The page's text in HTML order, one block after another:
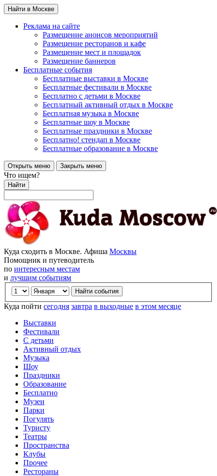
Найти в Москве
Реклама на сайте
Размещение анонсов мероприятий
Размещение ресторанов и кафе
Размещение мест и площадок
Размещение баннеров
Бесплатные события
Бесплатные выставки в Москве
Бесплатные фестивали в Москве
Бесплатно с детьми в Москве
Бесплатный активный отдых в Москве
Бесплатная музыка в Москве
Бесплатные шоу в Москве
Бесплатные праздники в Москве
Бесплатно! стендап в Москве
Бесплатные образование в Москве
Открыть меню Закрыть меню
Что ищем?
Найти
Куда сходить в Москве. Афиша Москвы
Помощник и путеводитель
по интересным местам
и лучшим событиям
Куда пойти сегодня завтра в выходные в этом месяце
Выставки
Фестивали
С детьми
Активный отдых
Музыка
Шоу
Праздники
Образование
Бесплатно
Музеи
Парки
Погулять
Туристу
Театры
Пространства
Клубы
Прочее
Рестораны